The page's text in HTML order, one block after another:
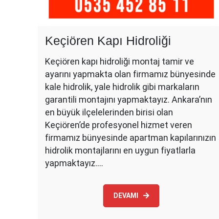
Keçiören Kapı Hidroliği
Keçiören kapı hidroliği montaj tamir ve
ayarını yapmakta olan firmamız bünyesinde
kale hidrolik, yale hidrolik gibi markaların
garantili montajını yapmaktayız. Ankara’nın
en büyük ilçelelerinden birisi olan
Keçiören’de profesyonel hizmet veren
firmamız bünyesinde apartman kapılarınızın
hidrolik montajlarını en uygun fiyatlarla
yapmaktayız.…
DEVAMI